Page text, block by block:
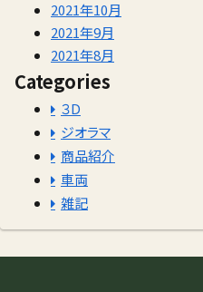
2021年10月
2021年9月
2021年8月
Categories
３D
ジオラマ
商品紹介
車両
雑記